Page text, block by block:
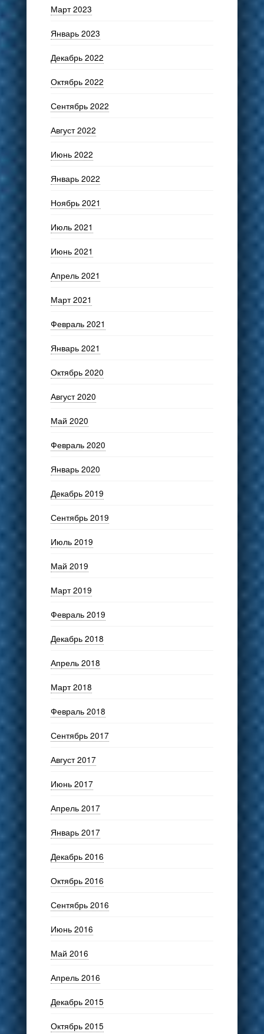
Март 2023
Январь 2023
Декабрь 2022
Октябрь 2022
Сентябрь 2022
Август 2022
Июнь 2022
Январь 2022
Ноябрь 2021
Июль 2021
Июнь 2021
Апрель 2021
Март 2021
Февраль 2021
Январь 2021
Октябрь 2020
Август 2020
Май 2020
Февраль 2020
Январь 2020
Декабрь 2019
Сентябрь 2019
Июль 2019
Май 2019
Март 2019
Февраль 2019
Декабрь 2018
Апрель 2018
Март 2018
Февраль 2018
Сентябрь 2017
Август 2017
Июнь 2017
Апрель 2017
Январь 2017
Декабрь 2016
Октябрь 2016
Сентябрь 2016
Июнь 2016
Май 2016
Апрель 2016
Декабрь 2015
Октябрь 2015